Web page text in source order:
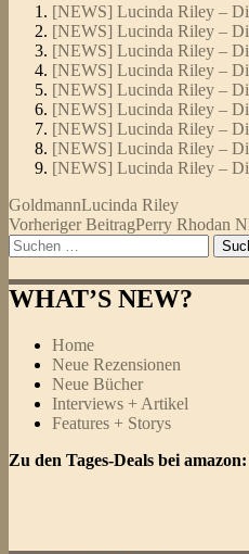
[NEWS] Lucinda Riley –
[NEWS] Lucinda Riley –
[NEWS] Lucinda Riley –
[NEWS] Lucinda Riley –
[NEWS] Lucinda Riley –
[NEWS] Lucinda Riley –
[NEWS] Lucinda Riley –
[NEWS] Lucinda Riley –
[NEWS] Lucinda Riley –
GoldmannLucinda Riley
Beitragsnavigation
Vorheriger BeitragPerry Rhodan
Suchen
nach:
WHAT’S NEW?
Home
Neue Rezensionen
Neue Bücher
Interviews + Artikel
Features + Storys
Zu den Tages-Deals bei amazon: